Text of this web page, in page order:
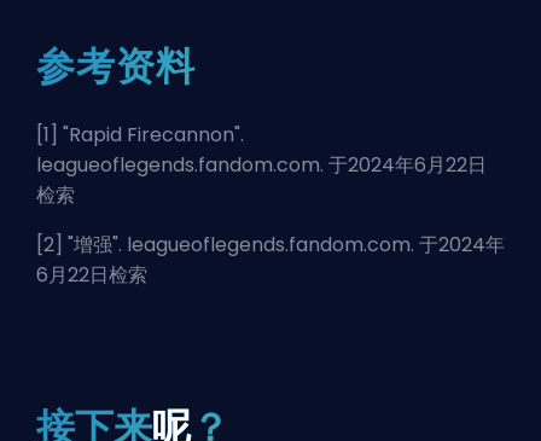
参考资料
[1] "Rapid Firecannon".
leagueoflegends.fandom.com. 于2024年6月22日
检索
[2] "增强". leagueoflegends.fandom.com. 于2024年
6月22日检索
接下来呢？